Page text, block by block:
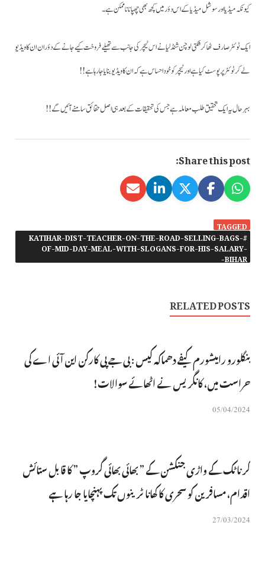
کیونکہ میڈیا اور سوشل میڈیا کے اس دؤر میں کچھ بھی چھپانا ناممکن ہے۔
ایک ٹوئٹر صارف ٹھاکر شکتی لوچن شنڈلیا نے اس ٹیچر کی جانب سے تھیلے فروخت کیے جانے کے دؤران ان کا ویڈیو
لے کر ٹوئٹر پر پوسٹ کیا ہے اور ٹیچر کو خود احساس ہے کہ ان کا ویڈیو بنایا جارہا ہے!!
بہر حال یہ ایک تحقیق طلب معاملہ ہے جس کی تحقیقات کے بعد ہی اصل حقائق سامنے آئیں گے !!
Share this post:
TAGGED
#KATIHAR-DIST-TEACHER-ON-THE-ROAD-SELLING-BAGS-
OF-MID-DAY-MEAL-WITH-SLOGANS-FOR-HIS-SALARY-
BIHAR-
RELATED POSTS
بنگلورو رامیشورم کیفے دھماکہ کیس : بی جے پی کارکن این آئی اے کی
حراست میں، کانگریس نے اٹھائے سوالات!
05/04/2024
کرناٹک کے واڑی جنکشن کے ” بھائی بھائی گروپ ” کا قابل ستائش
اقدام، مسافرین کو سحری کا کھانا ٹرینوں تک پہنچایا جا رہا ہے
27/03/2024